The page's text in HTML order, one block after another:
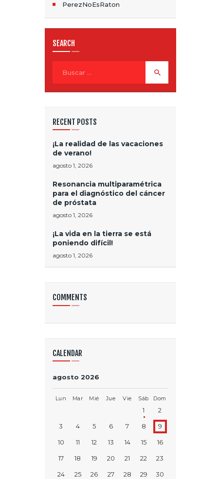
PerezNoEsRaton
SEARCH
RECENT POSTS
¡La realidad de las vacaciones
de verano!
agosto 1, 2026
Resonancia multiparamétrica
para el diagnóstico del cáncer
de próstata
agosto 1, 2026
¡La vida en la tierra se está
poniendo difícil!
agosto 1, 2026
COMMENTS
CALENDAR
agosto 2026
Lun Mar Mié Jue Vie Sáb Dom
1 2
3 4 5 6 7 8 9
10 11 12 13 14 15 16
17 18 19 20 21 22 23
24 25 26 27 28 29 30